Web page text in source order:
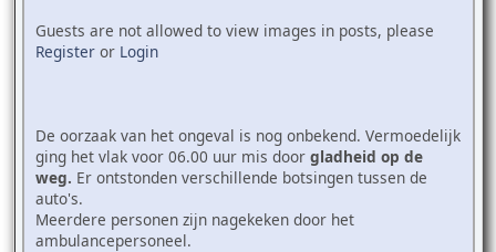
Guests are not allowed to view images in posts, please
Register or Login
De oorzaak van het ongeval is nog onbekend. Vermoedelijk
ging het vlak voor 06.00 uur mis door gladheid op de
weg. Er ontstonden verschillende botsingen tussen de
auto's.
Meerdere personen zijn nagekeken door het
ambulancepersoneel.